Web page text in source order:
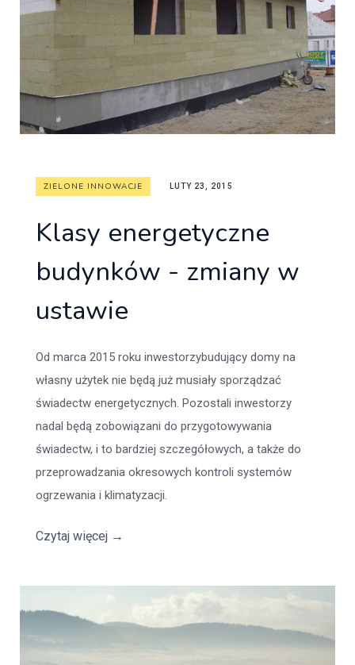
ZIELONE INNOWACJE LUTY 23, 2015
Klasy energetyczne
budynków - zmiany w
ustawie
Od marca 2015 roku inwestorzybudujący domy na
własny użytek nie będą już musiały sporządzać
świadectw energetycznych. Pozostali inwestorzy
nadal będą zobowiązani do przygotowywania
świadectw, i to bardziej szczegółowych, a także do
przeprowadzania okresowych kontroli systemów
ogrzewania i klimatyzacji.
Czytaj więcej →